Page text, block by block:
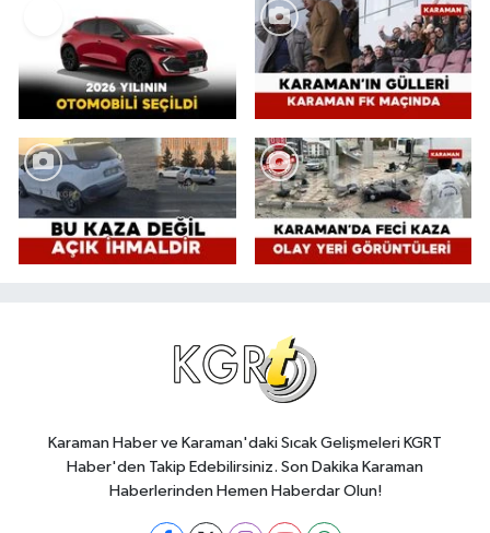
Karaman Haber ve Karaman'daki Sıcak Gelişmeleri KGRT
Haber'den Takip Edebilirsiniz. Son Dakika Karaman
Haberlerinden Hemen Haberdar Olun!